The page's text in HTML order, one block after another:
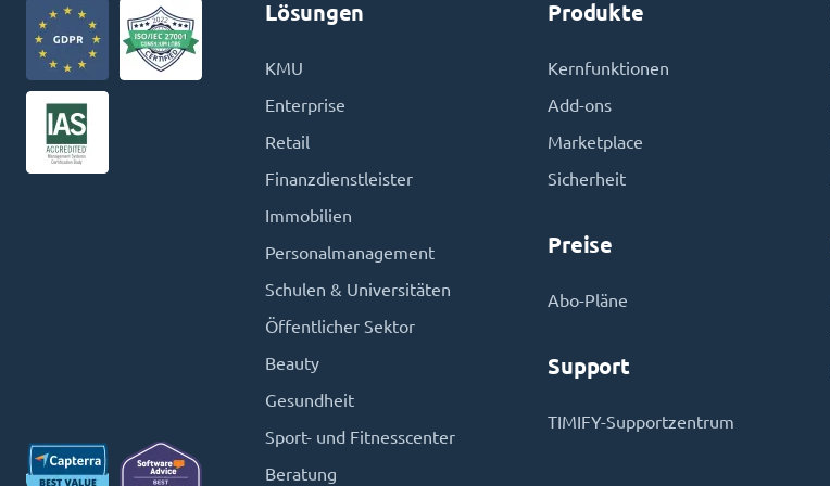
Lösungen
KMU
Enterprise
Retail
Finanzdienstleister
Immobilien
Personalmanagement
Schulen & Universitäten
Öffentlicher Sektor
Beauty
Gesundheit
Sport- und Fitnesscenter
Beratung
Produkte
Kernfunktionen
Add-ons
Marketplace
Sicherheit
Preise
Abo-Pläne
Support
TIMIFY-Supportzentrum